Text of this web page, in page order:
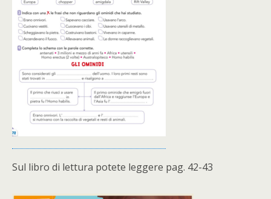
Sul libro di lettura potete leggere pag. 42-43